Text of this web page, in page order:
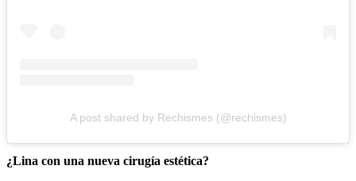
A post shared by Rechismes (@rechismes)
¿Lina con una nueva cirugía estética?